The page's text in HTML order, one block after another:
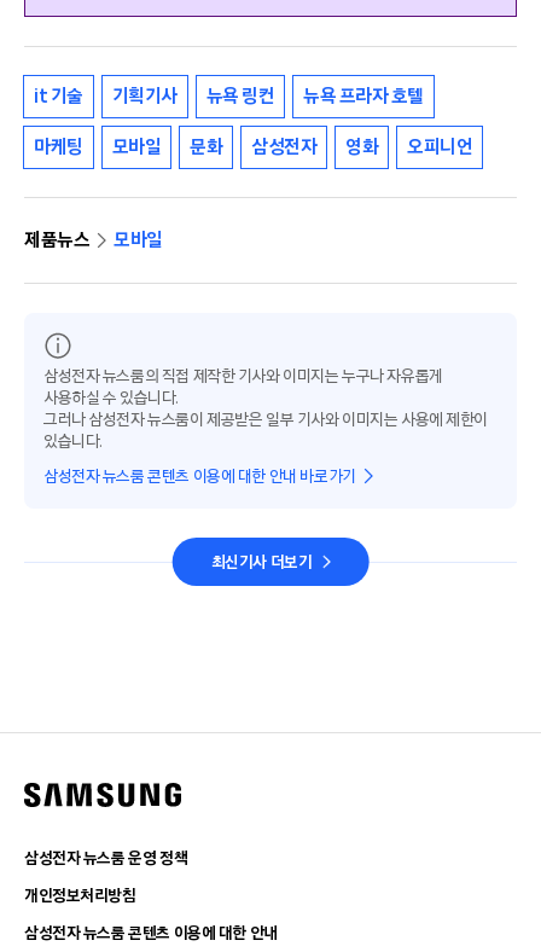
it 기술 기획기사 뉴욕 링컨 뉴욕 프라자 호텔
마케팅 모바일 문화 삼성전자 영화 오피니언
제품뉴스 모바일
삼성전자 뉴스룸의 직접 제작한 기사와 이미지는 누구나 자유롭게
사용하실 수 있습니다.
그러나 삼성전자 뉴스룸이 제공받은 일부 기사와 이미지는 사용에 제한이
있습니다.
삼성전자 뉴스룸 콘텐츠 이용에 대한 안내 바로가기
최신기사 더보기
삼성전자 뉴스룸 운영 정책
개인정보처리방침
삼성전자 뉴스룸 콘텐츠 이용에 대한 안내